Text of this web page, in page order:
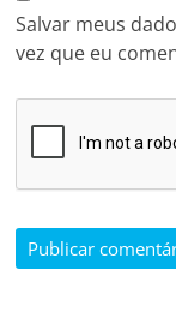
Salvar meus
vez que eu